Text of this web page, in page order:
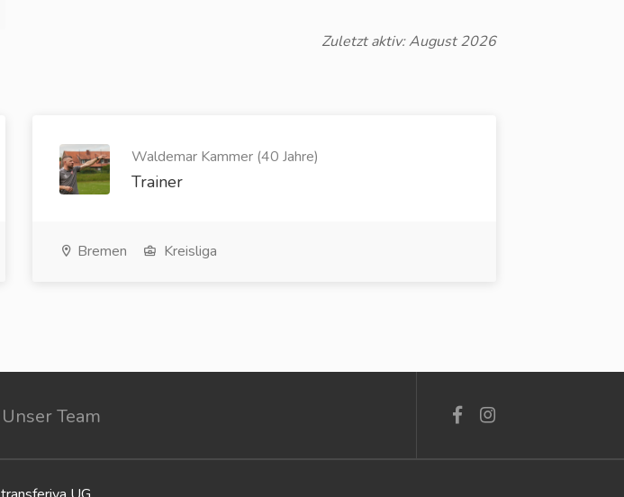
Zuletzt aktiv: August 2026
Waldemar Kammer (40 Jahre)
Trainer
Bremen Kreisliga
Unser Team